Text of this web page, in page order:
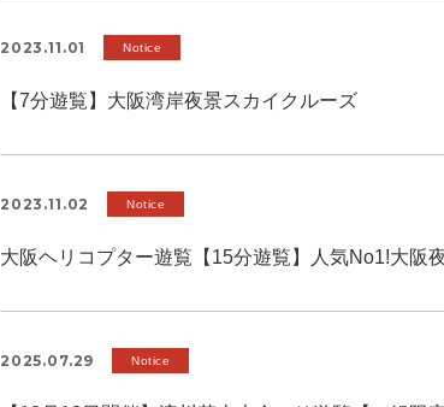
2023.11.01 Notice
【7分遊覧】大阪湾岸夜景スカイクルーズ
2023.11.02 Notice
大阪ヘリコプター遊覧【15分遊覧】人気No1!大阪
2025.07.29 Notice